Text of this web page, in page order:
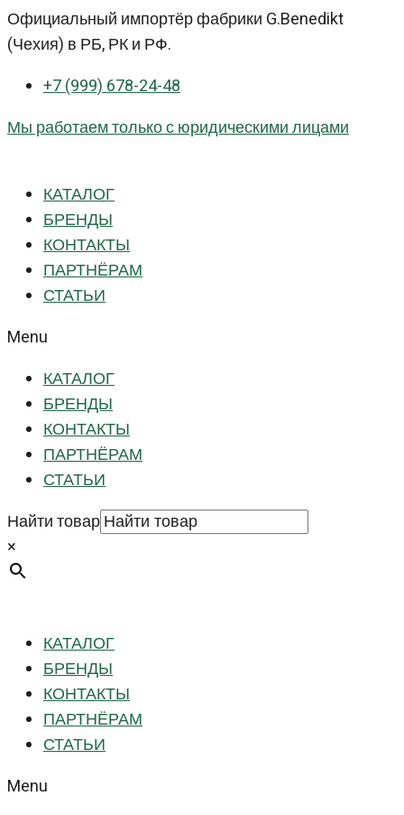
Перейти
к
Официальный импортёр фабрики G.Benedikt
(Чехия) в РБ, РК и РФ.
+7 (999) 678-24-48
Мы работаем только с юридическими лицами
КАТАЛОГ
БРЕНДЫ
КОНТАКТЫ
ПАРТНЁРАМ
СТАТЬИ
Menu
КАТАЛОГ
БРЕНДЫ
КОНТАКТЫ
ПАРТНЁРАМ
СТАТЬИ
Найти товар
×
КАТАЛОГ
БРЕНДЫ
КОНТАКТЫ
ПАРТНЁРАМ
СТАТЬИ
Menu